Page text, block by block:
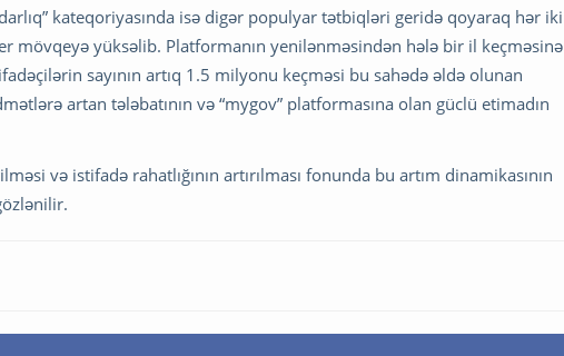
kateqoriyasında isə digər populyar tətbiqləri geridə qoyaraq hər iki
mövqeyə yüksəlib. Platformanın yenilənməsindən hələ bir il keçməsinə
sayının artıq 1.5 milyonu keçməsi bu sahədə əldə olunan
artan tələbatının və “mygov” platformasına olan güclü etimadın
və istifadə rahatlığının artırılması fonunda bu artım dinamikasının